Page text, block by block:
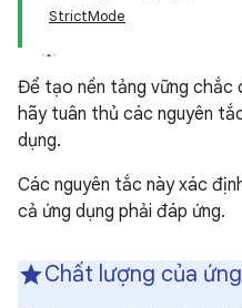
StrictMode
Để tạo nền tảng vững chắc
hãy tuân thủ các nguyên
dụng.
Các nguyên tắc này xác
cả ứng dụng phải đáp ứng.
Chất lượng của